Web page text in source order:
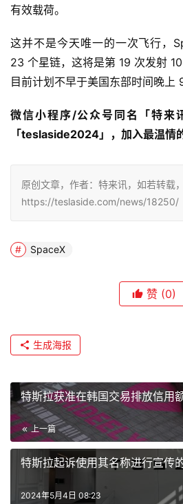
有效载荷。
这并不是今天唯一的一次飞行，
23 个星链，这将是第 19 次发射
目前计划不早于美国东部时间晚上
微信小程序/公众号同名「特来
「teslaside2024」，加入最温情
原创文章，作者：特来讯，如若转载
https://teslaside.com/news/18250/
SpaceX
赞 (0)
生成海报
特斯拉获准在韩国交易排放信用
上一篇
特斯拉起诉使用其名称进行宣传
2024年5月4日 08:23